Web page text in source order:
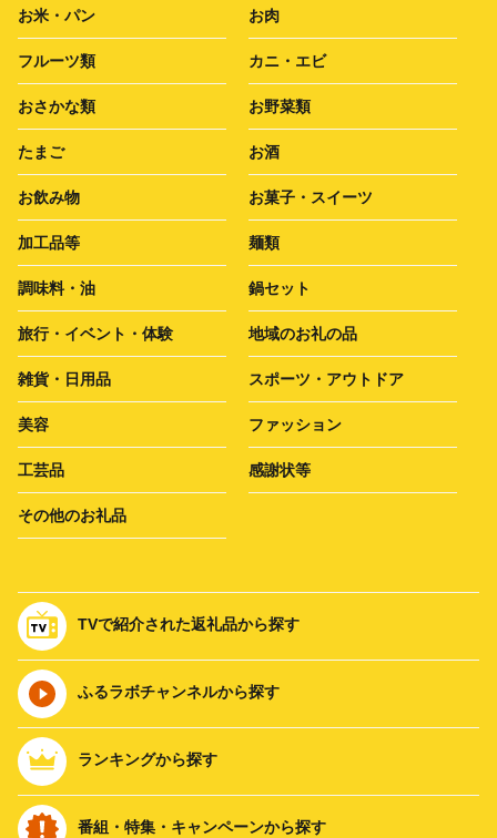
お米・パン お肉
フルーツ類 カニ・エビ
おさかな類 お野菜類
たまご お酒
お飲み物 お菓子・スイーツ
加工品等 麺類
調味料・油 鍋セット
旅行・イベント・体験 地域のお礼の品
雑貨・日用品 スポーツ・アウトドア
美容 ファッション
工芸品 感謝状等
その他のお礼品
TVで紹介された返礼品から探す
ふるラボチャンネルから探す
ランキングから探す
番組・特集・キャンペーンから探す